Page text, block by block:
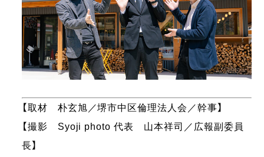
【取材 朴玄旭／堺市中区倫理法人会／幹事】
【撮影 Syoji photo 代表 山本祥司／広報副委員
長】